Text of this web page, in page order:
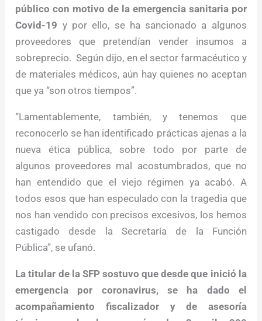
público con motivo de la emergencia sanitaria por
Covid-19 y por ello, se ha sancionado a algunos
proveedores que pretendían vender insumos a
sobreprecio. Según dijo, en el sector farmacéutico y
de materiales médicos, aún hay quienes no aceptan
que ya “son otros tiempos”.
“Lamentablemente, también, y tenemos que
reconocerlo se han identificado prácticas ajenas a la
nueva ética pública, sobre todo por parte de
algunos proveedores mal acostumbrados, que no
han entendido que el viejo régimen ya acabó. A
todos esos que han especulado con la tragedia que
nos han vendido con precisos excesivos, los hemos
castigado desde la Secretaría de la Función
Pública”, se ufanó.
La titular de la SFP sostuvo que desde que inició la
emergencia por coronavirus, se ha dado el
acompañamiento fiscalizador y de asesoría